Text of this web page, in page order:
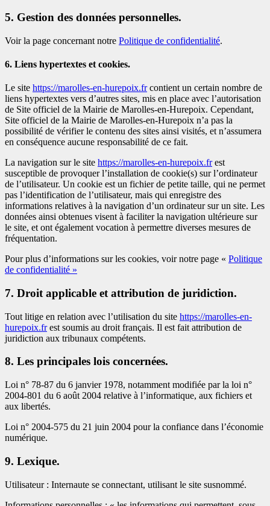
5. Gestion des données personnelles.
Voir la page concernant notre Politique de confidentialité.
6. Liens hypertextes et cookies.
Le site https://marolles-en-hurepoix.frcontient un certain nombre de
liens hypertextes vers d’autres sites, mis en place avec l’autorisation
de Site officiel de la Mairie de Marolles-en-Hurepoix. Cependant,
Site officiel de la Mairie de Marolles-en-Hurepoix n’a pas la
possibilité de vérifier le contenu des sites ainsi visités, et n’assumera
en conséquence aucune responsabilité de ce fait.
La navigation sur le site https://marolles-en-hurepoix.frest
susceptible de provoquer l’installation de cookie(s) sur l’ordinateur
de l’utilisateur. Un cookie est un fichier de petite taille, qui ne permet
pas l’identification de l’utilisateur, mais qui enregistre des
informations relatives à la navigation d’un ordinateur sur un site. Les
données ainsi obtenues visent à faciliter la navigation ultérieure sur
le site, et ont également vocation à permettre diverses mesures de
fréquentation.
Pour plus d’informations sur les cookies, voir notre page « Politique
de confidentialité »
7. Droit applicable et attribution de juridiction.
Tout litige en relation avec l’utilisation du site https://marolles-en-
hurepoix.frest soumis au droit français. Il est fait attribution de
juridiction aux tribunaux compétents.
8. Les principales lois concernées.
Loi n° 78-87 du 6 janvier 1978, notamment modifiée par la loi n°
2004-801 du 6 août 2004 relative à l’informatique, aux fichiers et
aux libertés.
Loi n° 2004-575 du 21 juin 2004 pour la confiance dans l’économie
numérique.
9. Lexique.
Utilisateur : Internaute se connectant, utilisant le site susnommé.